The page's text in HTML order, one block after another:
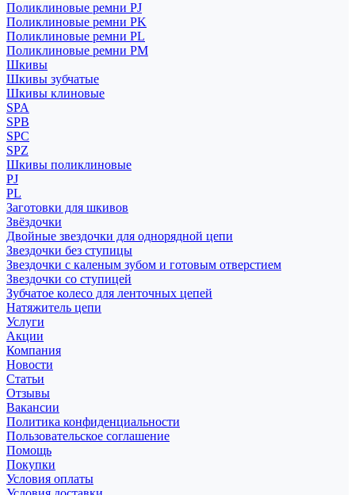
Поликлиновые ремни PJ
Поликлиновые ремни PK
Поликлиновые ремни PL
Поликлиновые ремни PM
Шкивы
Шкивы зубчатые
Шкивы клиновые
SPA
SPB
SPC
SPZ
Шкивы поликлиновые
PJ
PL
Заготовки для шкивов
Звёздочки
Двойные звездочки для однорядной цепи
Звездочки без ступицы
Звездочки с каленым зубом и готовым отверстием
Звездочки со ступицей
Зубчатое колесо для ленточных цепей
Натяжитель цепи
Услуги
Акции
Компания
Новости
Статьи
Отзывы
Вакансии
Политика конфиденциальности
Пользовательское соглашение
Помощь
Покупки
Условия оплаты